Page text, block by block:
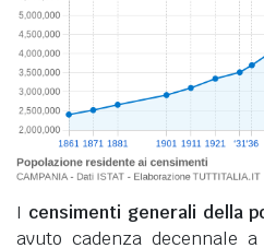
I censimenti generali della
avuto cadenza decennale